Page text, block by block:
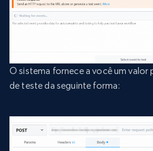
O sistema fornece a você um valor
de teste da seguinte forma: